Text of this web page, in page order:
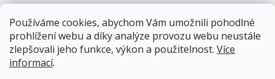
Používáme cookies, abychom Vám umožnili pohodlné
prohlížení webu a díky analýze provozu webu neustále
zlepšovali jeho funkce, výkon a použitelnost. Více
informací.
57 Kč 57 Kč